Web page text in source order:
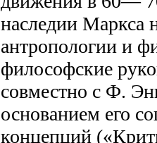
наследии Маркса
антропологии и
философские
совместно с Ф.
основанием его
концепций